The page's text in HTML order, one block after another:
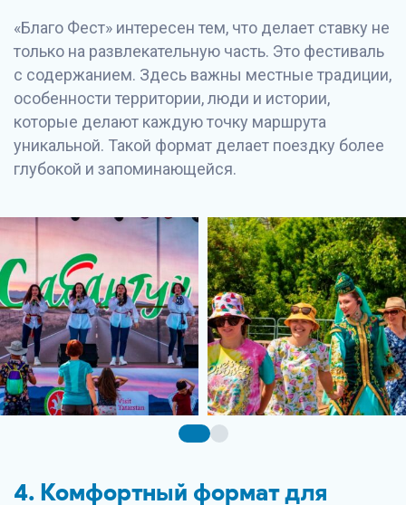
«Благо Фест» интересен тем, что делает ставку не
только на развлекательную часть. Это фестиваль
с содержанием. Здесь важны местные традиции,
особенности территории, люди и истории,
которые делают каждую точку маршрута
уникальной. Такой формат делает поездку более
глубокой и запоминающейся.
4. Комфортный формат для